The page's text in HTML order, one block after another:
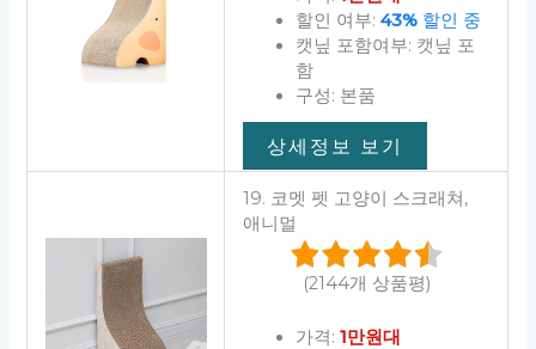
할인 여부: 43%할인 중
캣닢 포함여부: 캣닢 포
함
구성: 본품
상세정보 보기
19. 코멧 펫 고양이 스크래쳐,
애니멀
(2144개 상품평)
가격: 1만원대